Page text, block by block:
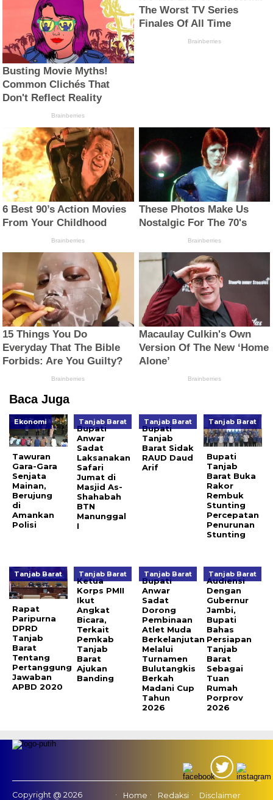
Baca Juga
Ekonomi
Tawuran
Gara-Gara
Senjata
Mainan,
Berujung
di
Amankan
Polisi
Tanjab Barat
Bupati
Anwar
Sadat
Laksanakan
Safari
Jumat di
Masjid As-
Shahabah
BTN
Manunggal
I
Tanjab Barat
Bupati
Tanjab
Barat Sidak
RAUD Daud
Arif
Tanjab Barat
Bupati
Tanjab
Barat Buka
Rakor
Rembuk
Stunting
Percepatan
Penurunan
Stunting
Tanjab Barat
Rapat
Paripurna
DPRD
Tanjab
Barat
Tentang
Pertanggung
Jawaban
APBD 2020
Tanjab Barat
Ketua
Korps PMII
Ikut
Angkat
Bicara,
Terkait
Pemkab
Tanjab
Barat
Ajukan
Banding
Tanjab Barat
Bupati
Anwar
Sadat
Dorong
Pembinaan
Atlet Muda
Berkelanjutan
Melalui
Turnamen
Bulutangkis
Berkah
Madani Cup
Tahun
2026
Tanjab Barat
Audiensi
Dengan
Gubernur
Jambi,
Bupati
Bahas
Persiapan
Tanjab
Barat
Sebagai
Tuan
Rumah
Porprov
2026
Copyright @ 2026
Home Redaksi Disclaimer